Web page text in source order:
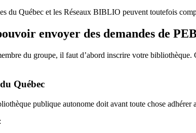
du Québec et les Réseaux BIBLIO peuvent toutefois
envoyer des demandes de
du groupe, il faut d’abord inscrire votre
Québec
publique autonome doit avant toute chose adhérer
: